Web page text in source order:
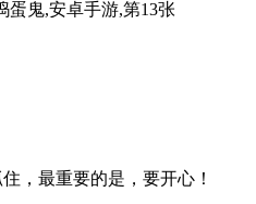
，最重要的是，要开心！